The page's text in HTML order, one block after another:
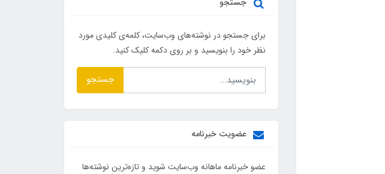
برای جستجو در نوشته‌های وب‌سایت، کلمه‌ی کلیدی مورد
نظر خود را بنویسید و بر روی دکمه کلیک کنید.
جستجو
عضویت خبرنامه
عضو خبرنامه ماهانه وب‌سایت شوید و تازه‌ترین نوشته‌ها